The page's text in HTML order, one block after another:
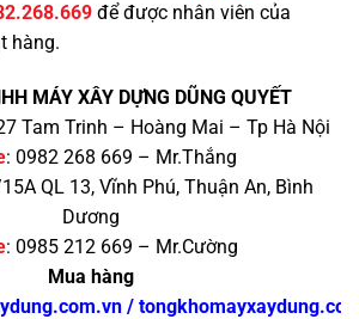
để được nhân viên của
hàng.
MÁY XÂY DỰNG DŨNG QUYẾT
Tam Trinh – Hoàng Mai – Tp Hà Nội
: 0982 268 669 – Mr.Thắng
QL 13, Vĩnh Phú, Thuận An, Bình
Dương
: 0985 212 669 – Mr.Cường
Mua hàng
/